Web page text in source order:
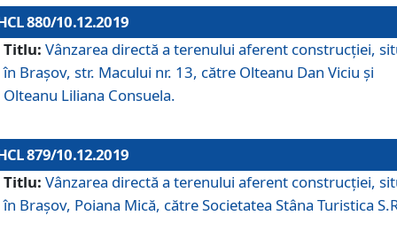
880/10.12.2019
Titlu: Vânzarea directă a terenului aferent construcției,
în Brașov, str. Macului nr. 13, către Olteanu Dan Viciu și
Olteanu Liliana Consuela.
879/10.12.2019
Titlu: Vânzarea directă a terenului aferent construcției,
în Brașov, Poiana Mică, către Societatea Stâna Turistica